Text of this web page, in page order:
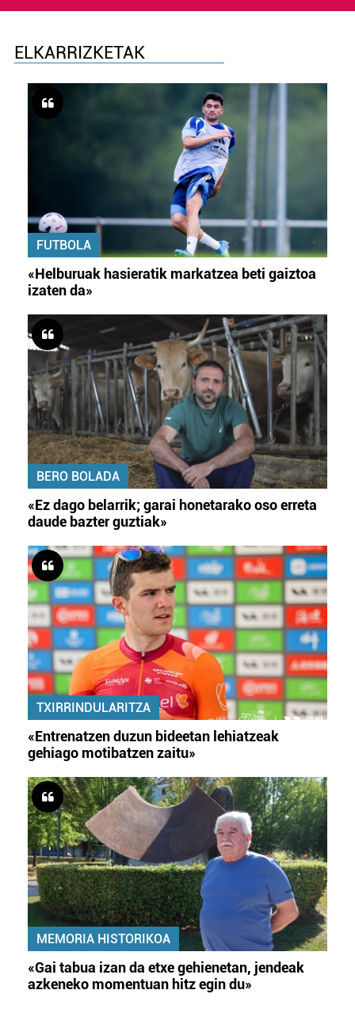
Webgune honek cookie propioak eta hirugarrenen cookie-
fitxategiak erabiltzen ditu. Zure esperientzia eta
zerbitzuak hobetzeko asmoz, cookie teknologiaz
baliatzen gara. Ohar hau onartuz gero, teknologia hori
erabiltzeko baimen esplizitua ematen diguzu.
Gehiago
ELKARRIZKETAK
FUTBOLA
«Helburuak hasieratik markatzea beti gaiztoa
izaten da»
BERO BOLADA
«Ez dago belarrik; garai honetarako oso erreta
daude bazter guztiak»
TXIRRINDULARITZA
«Entrenatzen duzun bideetan lehiatzeak
gehiago motibatzen zaitu»
MEMORIA HISTORIKOA
«Gai tabua izan da etxe gehienetan, jendeak
azkeneko momentuan hitz egin du»